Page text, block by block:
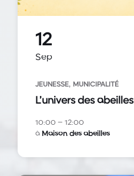
12
Sep
JEUNESSE, MUNICIPALITÉ
L’univers des abeilles
10:00 – 12:00
à Maison des abeilles